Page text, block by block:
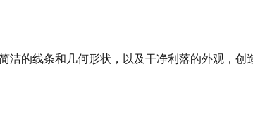
的线条和几何形状，以及干净利落的外观，创